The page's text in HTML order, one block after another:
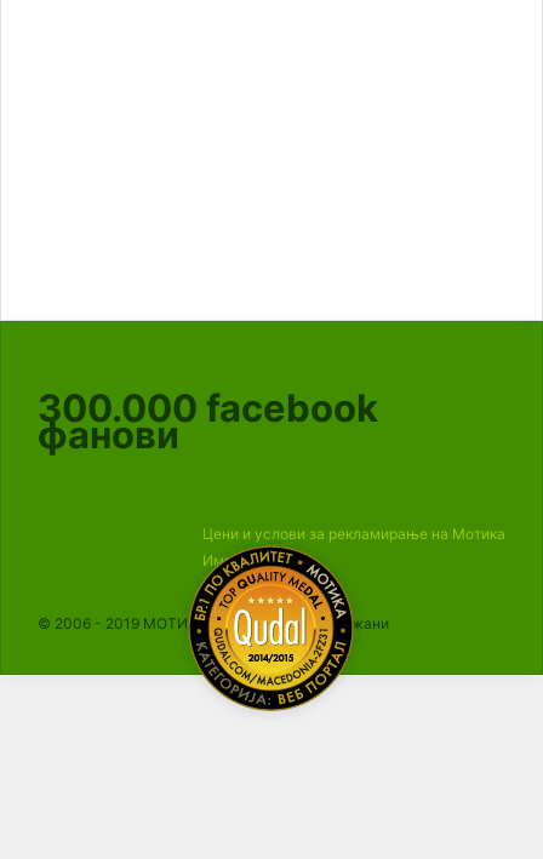
300.000 facebook
фанови
Цени и услови за рекламирање на Мотика
Импресум
© 2006 - 2019 МОТИКА, Сите права се задржани